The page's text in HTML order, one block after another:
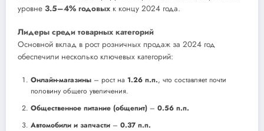
уровне 3.5–4% годовых к концу 2024 года.
Лидеры среди товарных категорий
Основной вклад в рост розничных продаж за 2024 год
обеспечили несколько ключевых категорий:
Онлайн-магазины – рост на 1.26 п.п., что составляет почти
половину общего увеличения.
Общественное питание (общепит) – 0.56 п.п.
Автомобили и запчасти – 0.37 п.п.